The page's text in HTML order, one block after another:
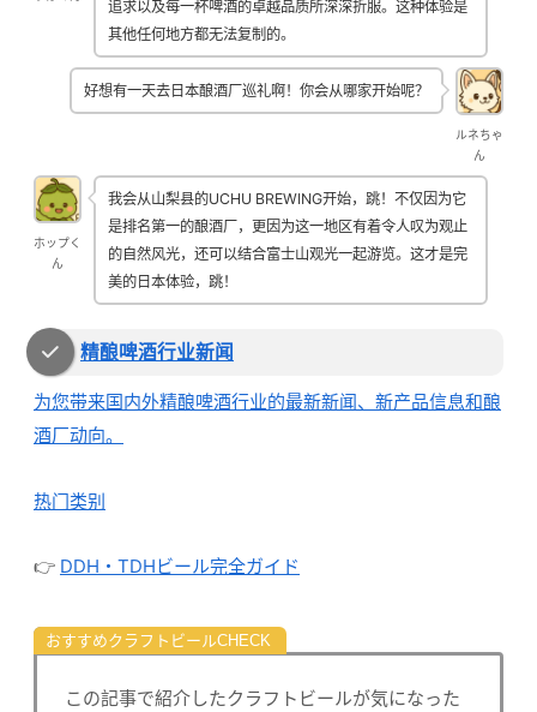
追求以及每一杯啤酒的卓越品质所深深折服。这种体验是
其他任何地方都无法复制的。
ルネちゃ
ん
好想有一天去日本酿酒厂巡礼啊！你会从哪家开始呢？
ホップく
ん
我会从山梨县的UCHU BREWING开始，跳！不仅因为它
是排名第一的酿酒厂，更因为这一地区有着令人叹为观止
的自然风光，还可以结合富士山观光一起游览。这才是完
美的日本体验，跳！
精酿啤酒行业新闻
为您带来国内外精酿啤酒行业的最新新闻、新产品信息和酿
酒厂动向。
热门类别
👉 DDH・TDHビール完全ガイド
おすすめクラフトビール
この記事で紹介したクラフトビールが気になった